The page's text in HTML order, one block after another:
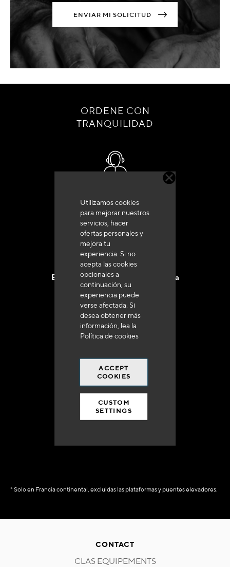
Utilizamos cookies
para mejorar nuestros
servicios, hacer
ofertas personales y
mejora tu
experiencia. Si no
acepta las cookies
opcionales a
continuación, su
experiencia puede
verse afectada. Si
desea obtener más
información, lea la
Política de cookies
ACCEPT
COOKIES
CUSTOM
SETTINGS
ENVIAR MI SOLICITUD
ORDENE CON
TRANQUILIDAD
+33 (0)4 79 72 62 22 Pulse 1
Entrega en 48 a 72 horas en Francia
a 250 euros*
* Solo en Francia continental, excluidas las plataformas y puentes elevadores.
CONTACT
CLAS EQUIPEMENTS